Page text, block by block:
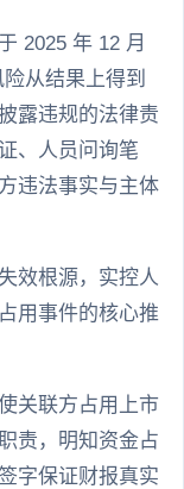
2025 年 12 月
从结果上得到
露违规的法律责
、人员问询笔
违法事实与主体
效根源，实控人
用事件的核心推
关联方占用上市
责，明知资金占
字保证财报真实